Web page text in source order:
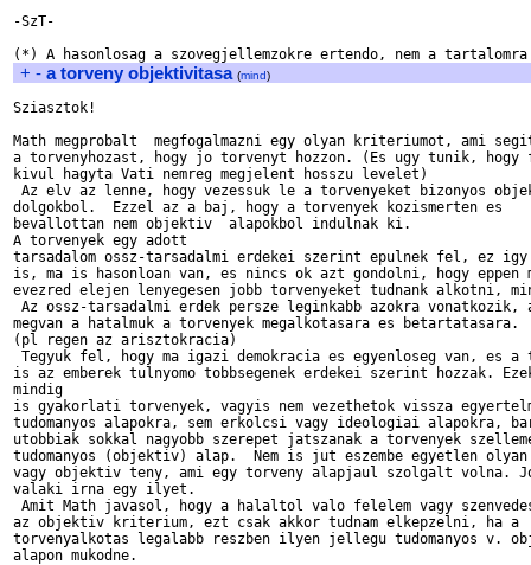
-SzT-
+ - a torveny objektivitasa (mind)
Sziasztok!
Math megprobalt  megfogalmazni egy olyan kriteriumot, ami
a torvenyhozast, hogy jo torvenyt hozzon. (Es ugy tunik, hogy
kivul hagyta Vati nemreg megjelent hosszu levelet)
Az elv az lenne, hogy vezessuk le a torvenyeket bizonyos
dolgokbol.  Ezzel az a baj, hogy a torvenyek kozismerten es
bevallottan nem objektiv  alapokbol indulnak ki.
A torvenyek egy adott
tarsadalom ossz-tarsadalmi erdekei szerint epulnek fel, ez
is, ma is hasonloan van, es nincs ok azt gondolni, hogy eppen
evezred elejen lenyegesen jobb torvenyeket tudnank alkotni,
Az ossz-tarsadalmi erdek persze leginkabb azokra vonatkozik,
megvan a hatalmuk a torvenyek megalkotasara es betartatasara.
(pl regen az arisztokracia)
Tegyuk fel, hogy ma igazi demokracia es egyenloseg van, es a
is az emberek tulnyomo tobbsegenek erdekei szerint hozzak.
mindig
is gyakorlati torvenyek, vagyis nem vezethetok vissza
tudomanyos alapokra, sem erkolcsi vagy ideologiai alapokra,
utobbiak sokkal nagyobb szerepet jatszanak a torvenyek
tudomanyos (objektiv) alap.  Nem is jut eszembe egyetlen olyan
vagy objektiv teny, ami egy torveny alapjaul szolgalt volna.
valaki irna egy ilyet.
Amit Math javasol, hogy a halaltol valo felelem vagy
az objektiv kriterium, ezt csak akkor tudnam elkepzelni, ha a
torvenyalkotas legalabb reszben ilyen jellegu tudomanyos v.
alapon mukodne.